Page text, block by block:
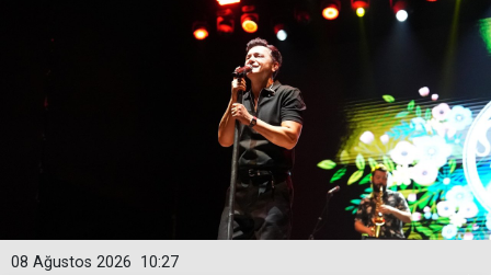
10:27
08 Ağustos 2026